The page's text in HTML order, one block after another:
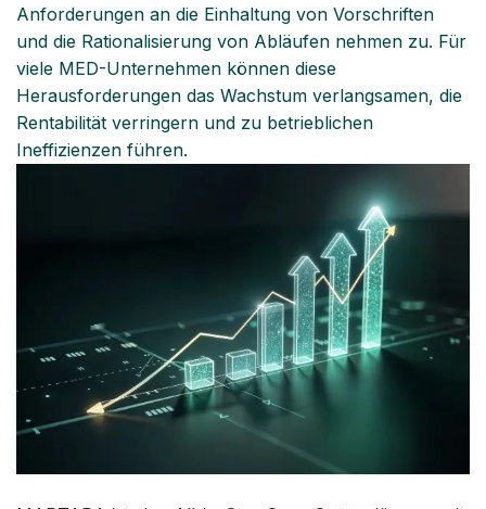
Anforderungen an die Einhaltung von Vorschriften
und die Rationalisierung von Abläufen nehmen zu. Für
viele MED-Unternehmen können diese
Herausforderungen das Wachstum verlangsamen, die
Rentabilität verringern und zu betrieblichen
Ineffizienzen führen.